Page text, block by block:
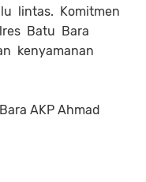
lintas. Komitmen
Batu Bara
kenyamanan
AKP Ahmad